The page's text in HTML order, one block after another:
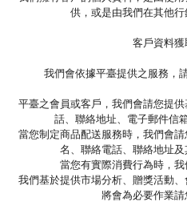
供，或是由我們在其他行
客戶資料獲
我們會依據平臺提供之服務，
平臺之會員或客戶，我們會請您提
話、聯絡地址、電子郵件信
當您制定商品配送服務時，我們會
名、聯絡電話、聯絡地址及
當您有實際消費行為時，我
我們基於提供市場分析、贈獎活動
將會為必要作業